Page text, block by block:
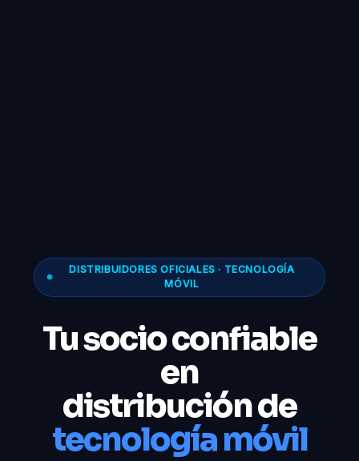
DISTRIBUIDORES OFICIALES · TECNOLOGÍA
MÓVIL
Tu socio confiable
en
distribución de
tecnología móvil